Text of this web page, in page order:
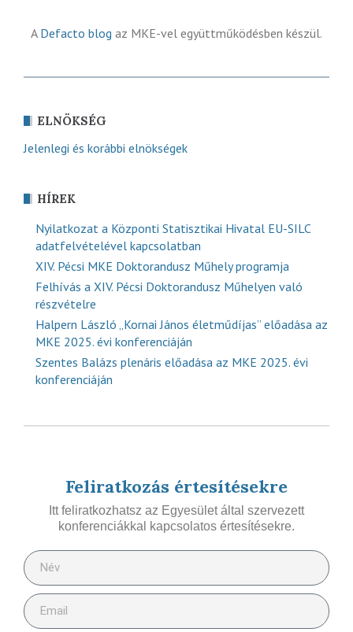
A Defacto blog az MKE-vel együttműködésben készül.
ELNÖKSÉG
Jelenlegi és korábbi elnökségek
HÍREK
Nyilatkozat a Központi Statisztikai Hivatal EU-SILC
adatfelvételével kapcsolatban
XIV. Pécsi MKE Doktorandusz Műhely programja
Felhívás a XIV. Pécsi Doktorandusz Műhelyen való
részvételre
Halpern László „Kornai János életműdíjas” előadása az
MKE 2025. évi konferenciáján
Szentes Balázs plenáris előadása az MKE 2025. évi
konferenciáján
Feliratkozás értesítésekre
Itt feliratkozhatsz az Egyesület által szervezett
konferenciákkal kapcsolatos értesítésekre.